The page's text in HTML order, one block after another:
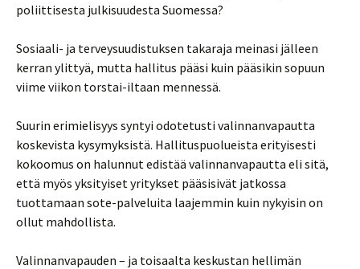
poliittisesta julkisuudesta Suomessa?
Sosiaali- ja terveysuudistuksen takaraja meinasi jälleen
kerran ylittyä, mutta hallitus pääsi kuin pääsikin sopuun
viime viikon torstai-iltaan mennessä.
Suurin erimielisyys syntyi odotetusti valinnanvapautta
koskevista kysymyksistä. Hallituspuolueista erityisesti
kokoomus on halunnut edistää valinnanvapautta eli sitä,
että myös yksityiset yritykset pääsisivät jatkossa
tuottamaan sote-palveluita laajemmin kuin nykyisin on
ollut mahdollista.
Valinnanvapauden – ja toisaalta keskustan hellimän